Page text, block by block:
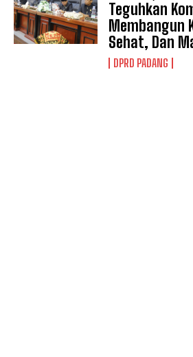
Teguhkan
Membangun
Sehat, Dan
DPRD PADANG